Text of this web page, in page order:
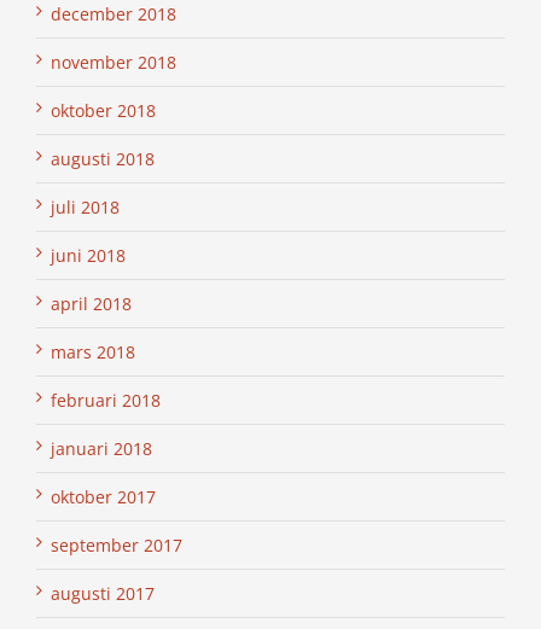
december 2018
november 2018
oktober 2018
augusti 2018
juli 2018
juni 2018
april 2018
mars 2018
februari 2018
januari 2018
oktober 2017
september 2017
augusti 2017